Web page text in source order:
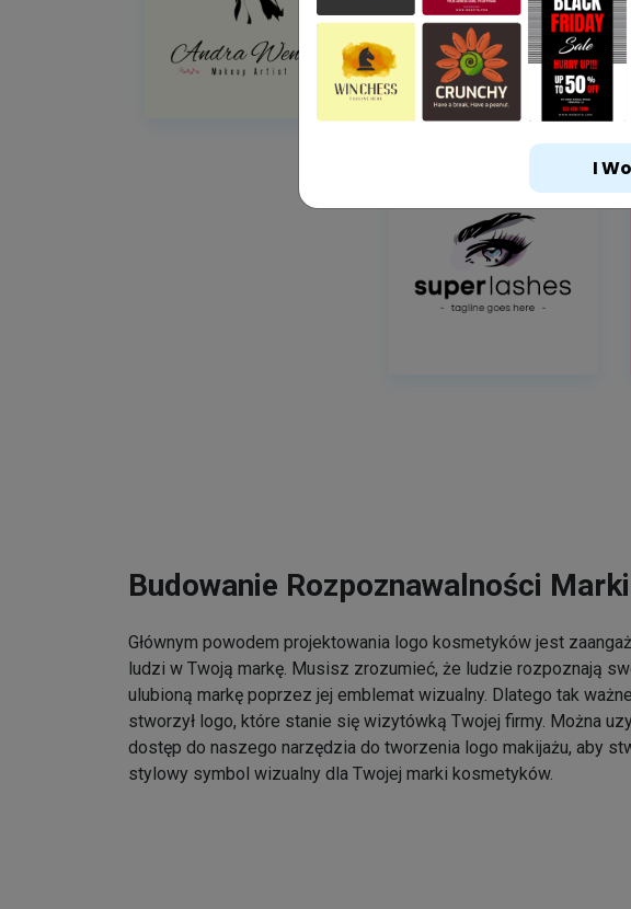
Budowanie Rozpoznawalności Marki
Głównym powodem projektowania logo kosmetyków jest
ludzi w Twoją markę. Musisz zrozumieć, że ludzie rozpoznają
ulubioną markę poprzez jej emblemat wizualny. Dlatego tak
stworzył logo, które stanie się wizytówką Twojej firmy. Można
dostęp do naszego narzędzia do tworzenia logo makijażu, aby
stylowy symbol wizualny dla Twojej marki kosmetyków.
I